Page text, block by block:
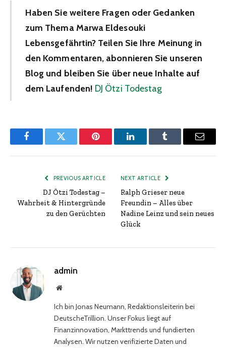
Haben Sie weitere Fragen oder Gedanken
zum Thema Marwa Eldesouki
Lebensgefährtin? Teilen Sie Ihre Meinung in
den Kommentaren, abonnieren Sie unseren
Blog und bleiben Sie über neue Inhalte auf
dem Laufenden! DJ Ötzi Todestag
FacebookTwitter Pinterest LinkedInTumblr Email
PREVIOUS ARTICLE
DJ Ötzi Todestag –
Wahrheit & Hintergründe
zu den Gerüchten
NEXT ARTICLE
Ralph Grieser neue
Freundin – Alles über
Nadine Leinz und sein neues
Glück
admin
Website
Ich bin Jonas Neumann, Redaktionsleiterin bei
DeutscheTrillion. Unser Fokus liegt auf
Finanzinnovation, Markttrends und fundierten
Analysen. Wir nutzen verifizierte Daten und